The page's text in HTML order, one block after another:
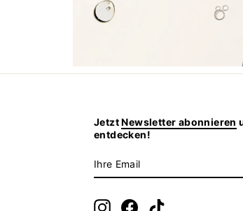
JetztNewsletter abonnieren
entdecken!
EMAIL
InstagramFacebook